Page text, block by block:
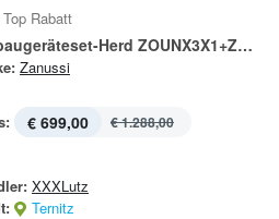
Top Rabatt
Einbaugeräteset-Herd ZOUNX3X1+ZHDN640X
Zanussi
€ 699,00 € 1.288,00
XXXLutz
Ternitz